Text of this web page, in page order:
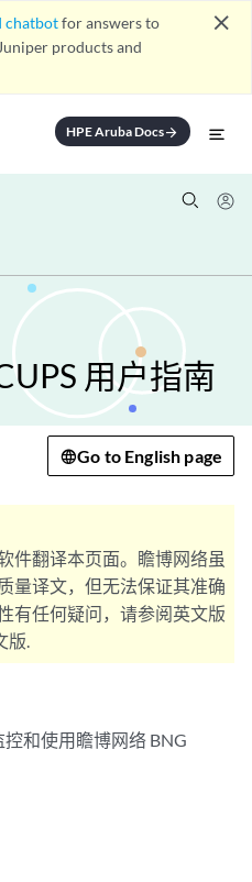
chatbotfor answers to
products and
close
HPE Aruba Docsarrow_forward
用户指南
Go to English page
件翻译本页面。瞻博网络虽
量译文，但无法保证其准确
有任何疑问，请参阅英文版
版.
和使用瞻博网络 BNG